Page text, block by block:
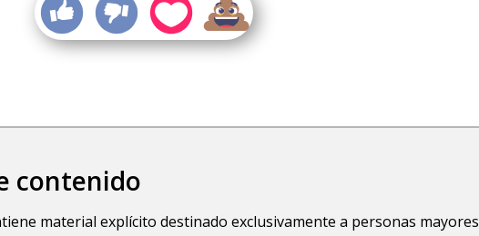
contenido
material explícito destinado exclusivamente a personas mayores